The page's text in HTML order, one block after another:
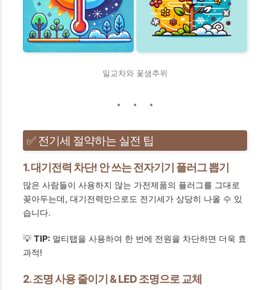
일교차와 꽃샘추위
✅ 전기세 절약하는 실전 팁
1. 대기전력 차단! 안 쓰는 전자기기 플러그 뽑기
많은 사람들이 사용하지 않는 가전제품의 플러그를 그대로
꽂아두는데, 대기전력만으로도 전기세가 상당히 나올 수 있
습니다.
💡TIP: 멀티탭을 사용하여 한 번에 전원을 차단하면 더욱 효
과적!
2. 조명 사용 줄이기 & LED 조명으로 교체